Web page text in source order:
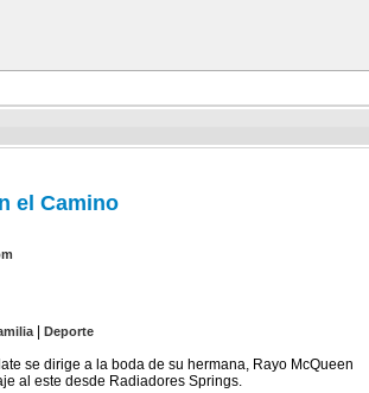
el Camino
| Deporte
se dirige a la boda de su hermana, Rayo McQueen
al este desde Radiadores Springs.